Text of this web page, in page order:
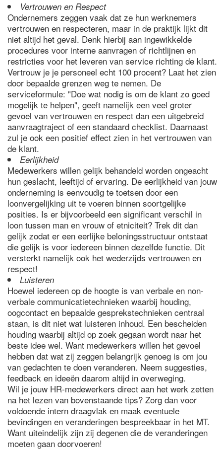
Vertrouwen en Respect
Ondernemers zeggen vaak dat ze hun werknemers
vertrouwen en respecteren, maar in de praktijk lijkt dit
niet altijd het geval. Denk hierbij aan ingewikkelde
procedures voor interne aanvragen of richtlijnen en
restricties voor het leveren van service richting de klant.
Vertrouw je je personeel echt 100 procent? Laat het zien
door bepaalde grenzen weg te nemen. De
serviceformule: "Doe wat nodig is om de klant zo goed
mogelijk te helpen", geeft namelijk een veel groter
gevoel van vertrouwen en respect dan een uitgebreid
aanvraagtraject of een standaard checklist. Daarnaast
zul je ook een positief effect zien in het vertrouwen van
de klant.
Eerlijkheid
Medewerkers willen gelijk behandeld worden ongeacht
hun geslacht, leeftijd of ervaring. De eerlijkheid van jouw
onderneming is eenvoudig te toetsen door een
loonvergelijking uit te voeren binnen soortgelijke
posities. Is er bijvoorbeeld een significant verschil in
loon tussen man en vrouw of etniciteit? Trek dit dan
gelijk zodat er een eerlijke beloningsstructuur ontstaat
die gelijk is voor iedereen binnen dezelfde functie. Dit
versterkt namelijk ook het wederzijds vertrouwen en
respect!
Luisteren
Hoewel iedereen op de hoogte is van verbale en non-
verbale communicatietechnieken waarbij houding,
oogcontact en bepaalde gesprekstechnieken centraal
staan, is dit niet wat luisteren inhoud. Een bescheiden
houding waarbij altijd op zoek gegaan wordt naar het
beste idee wel. Want medewerkers willen het gevoel
hebben dat wat zij zeggen belangrijk genoeg is om jou
van gedachten te doen veranderen. Neem suggesties,
feedback en ideeën daarom altijd in overweging.
Wil je jouw HR-medewerkers direct aan het werk zetten
na het lezen van bovenstaande tips? Zorg dan voor
voldoende intern draagvlak en maak eventuele
bevindingen en veranderingen bespreekbaar in het MT.
Want uiteindelijk zijn zij degenen die de veranderingen
moeten gaan doorvoeren!